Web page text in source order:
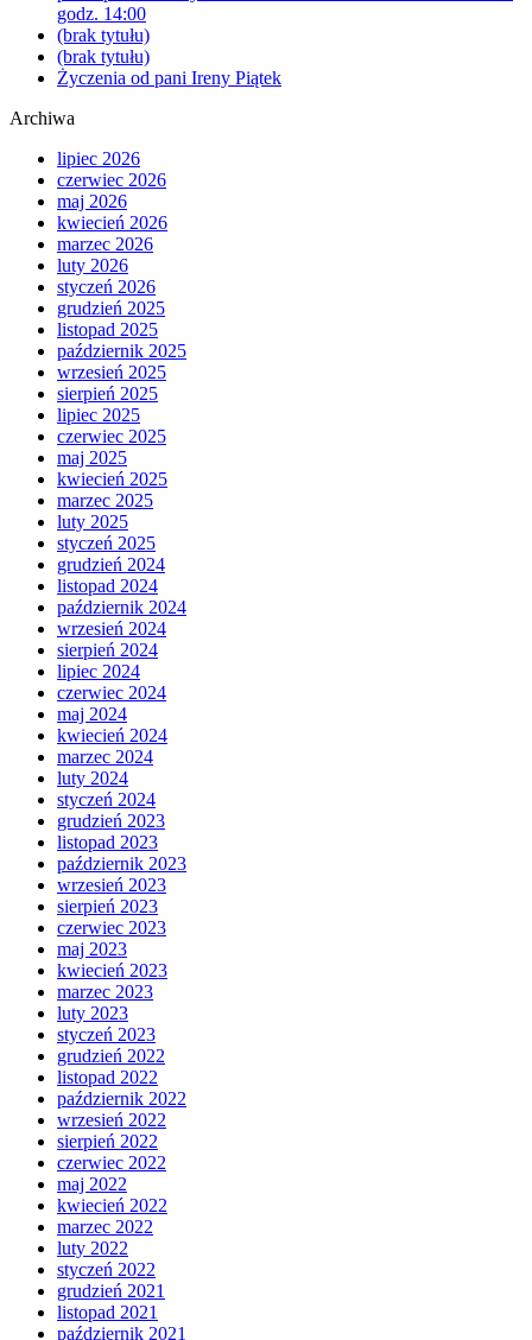
godz. 14:00
(brak tytułu)
(brak tytułu)
Życzenia od pani Ireny Piątek
Archiwa
lipiec 2026
czerwiec 2026
maj 2026
kwiecień 2026
marzec 2026
luty 2026
styczeń 2026
grudzień 2025
listopad 2025
październik 2025
wrzesień 2025
sierpień 2025
lipiec 2025
czerwiec 2025
maj 2025
kwiecień 2025
marzec 2025
luty 2025
styczeń 2025
grudzień 2024
listopad 2024
październik 2024
wrzesień 2024
sierpień 2024
lipiec 2024
czerwiec 2024
maj 2024
kwiecień 2024
marzec 2024
luty 2024
styczeń 2024
grudzień 2023
listopad 2023
październik 2023
wrzesień 2023
sierpień 2023
czerwiec 2023
maj 2023
kwiecień 2023
marzec 2023
luty 2023
styczeń 2023
grudzień 2022
listopad 2022
październik 2022
wrzesień 2022
sierpień 2022
czerwiec 2022
maj 2022
kwiecień 2022
marzec 2022
luty 2022
styczeń 2022
grudzień 2021
listopad 2021
październik 2021